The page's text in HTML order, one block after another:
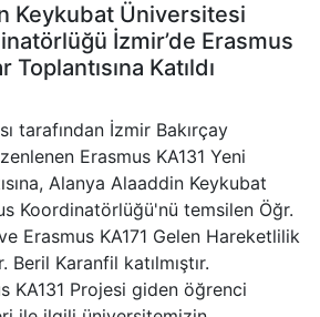
Keykubat Üniversitesi
İzmir’de Erasmus
Katıldı
tarafından İzmir Bakırçay
Erasmus KA131 Yeni
Alanya Alaaddin Keykubat
Koordinatörlüğü'nü temsilen Öğr.
Erasmus KA171 Gelen Hareketlilik
Beril Karanfil katılmıştır.
KA131 Projesi giden öğrenci